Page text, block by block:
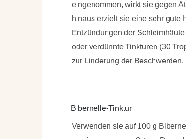
eingenommen, wirkt sie gegen
hinaus erzielt sie eine sehr gute
Entzündungen der
oder verdünnte Tinkturen (30
zur Linderung der Beschwerden.
Bibernelle-Tinktur
Verwenden sie auf 100 g